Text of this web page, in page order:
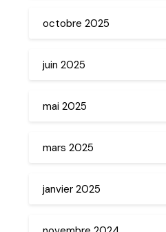
octobre 2025
juin 2025
mai 2025
mars 2025
janvier 2025